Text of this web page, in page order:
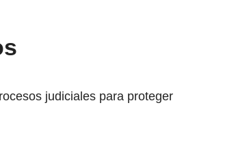
judiciales para proteger